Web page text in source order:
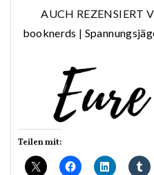
AUCH REZENSIERT
booknerds |
Teilen mit: